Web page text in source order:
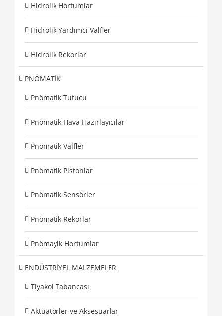
Hidrolik Hortumlar
Hidrolik Yardımcı Valfler
Hidrolik Rekorlar
PNÖMATİK
Pnömatik Tutucu
Pnömatik Hava Hazırlayıcılar
Pnömatik Valfler
Pnömatik Pistonlar
Pnömatik Sensörler
Pnömatik Rekorlar
Pnömayik Hortumlar
ENDÜSTRİYEL MALZEMELER
Tiyakol Tabancası
Aktüatörler ve Aksesuarlar